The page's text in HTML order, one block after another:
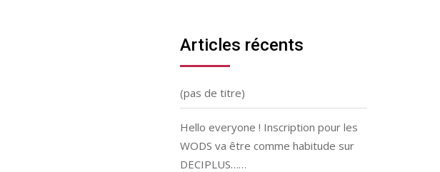
Articles récents
(pas de titre)
Hello everyone ! Inscription pour les
WODS va être comme habitude sur
DECIPLUS……